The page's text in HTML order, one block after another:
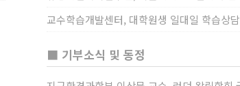
교수학습개발센터, 대학원생 일대일 학습상담
■ 기부소식 및 동정